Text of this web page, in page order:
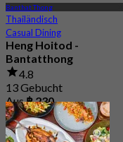
Banthat Thong
Thailändisch
Casual Dining
Heng Hoitod -
Bantatthong
4.8
13 Gebucht
Aus฿ 230